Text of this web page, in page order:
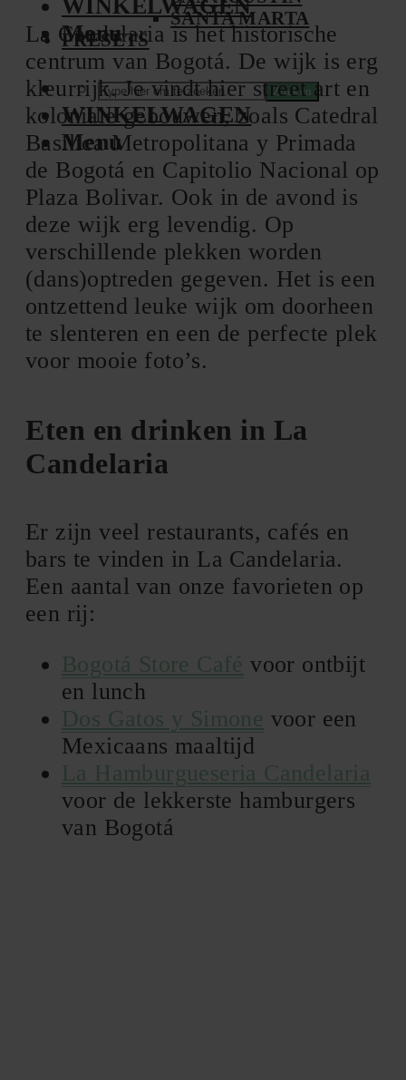
WINKELWAGEN
Menu
SANTA MARTA
PRESETS
Zoeken
WINKELWAGEN
Menu
La Candelaria is het historische
centrum van Bogotá. De wijk is erg
kleurrijk. Je vindt hier street art en
koloniale gebouwen, zoals Catedral
Basílica Metropolitana y Primada
de Bogotá en Capitolio Nacional op
Plaza Bolivar. Ook in de avond is
deze wijk erg levendig. Op
verschillende plekken worden
(dans)optreden gegeven. Het is een
ontzettend leuke wijk om doorheen
te slenteren en een de perfecte plek
voor mooie foto’s.
Eten en drinken in La
Candelaria
Er zijn veel restaurants, cafés en
bars te vinden in La Candelaria.
Een aantal van onze favorieten op
een rij:
Bogotá Store Café voor ontbijt
en lunch
Dos Gatos y Simone voor een
Mexicaans maaltijd
La Hamburgueseria Candelaria
voor de lekkerste hamburgers
van Bogotá